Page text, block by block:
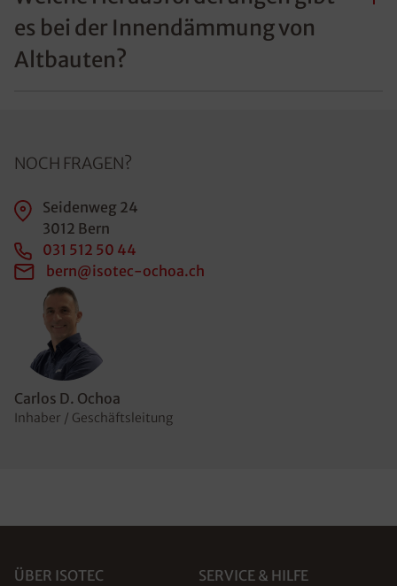
es bei der Innendämmung von
Altbauten?
Carlos D. Ochoa
Inhaber / Geschäftsleitung
NOCH FRAGEN?
Seidenweg 24
3012 Bern
031 512 50 44
bern@isotec-ochoa.ch
ÜBER ISOTEC SERVICE & HILFE